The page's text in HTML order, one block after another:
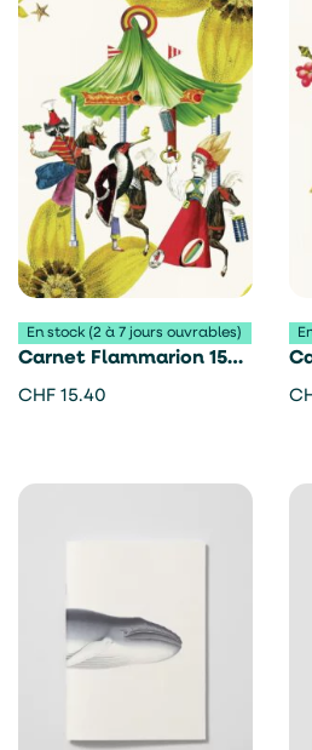
En stock (2 à 7 jours ouvrables)
Carnet Flammarion 150
ans – Les jolies planches
CHF 15.40